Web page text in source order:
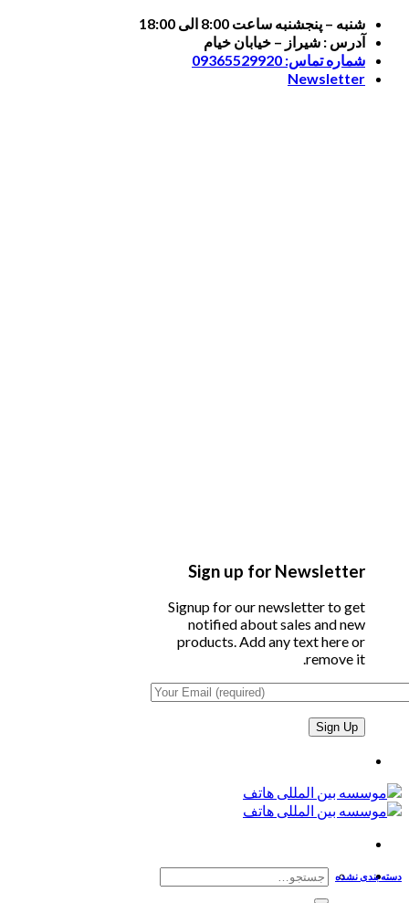
Skip
content
شنبه – پنجشنبه ساعت 8:00 الی 18:00
آدرس : شیراز – خیابان خیام
شماره تماس: 09365529920
Newsletter
Sign up for Newsletter
Signup for our newsletter to get
notified about sales and new
products. Add any text here or
remove it.
جستجو
دسته بندی نشده